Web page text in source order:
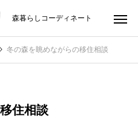
森暮らしコーディネート
冬の森を眺めながらの移住相談
住相談